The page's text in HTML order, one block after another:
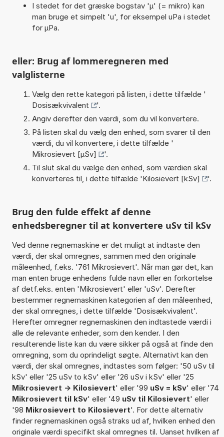
I stedet for det græske bogstav 'µ' (= mikro) kan
man bruge et simpelt 'u', for eksempel uPa i stedet
for µPa.
eller: Brug af lommeregneren med
valglisterne
Vælg den rette kategori på listen, i dette tilfælde '
Dosisækvivalent
'.
Angiv derefter den værdi, som du vil konvertere.
På listen skal du vælg den enhed, som svarer til den
værdi, du vil konvertere, i dette tilfælde '
Mikrosievert [µSv]
'.
Til slut skal du vælge den enhed, som værdien skal
konverteres til, i dette tilfælde 'Kilosievert [kSv] '.
Brug den fulde effekt af denne
enhedsberegner til at konvertere uSv til kSv
Ved denne regnemaskine er det muligt at indtaste den
værdi, der skal omregnes, sammen med den originale
måleenhed, f.eks. '761 Mikrosievert'. Når man gør det, kan
man enten bruge enhedens fulde navn eller en forkortelse
af detf.eks. enten 'Mikrosievert' eller 'uSv'. Derefter
bestemmer regnemaskinen kategorien af den måleenhed,
der skal omregnes, i dette tilfælde 'Dosisækvivalent'.
Herefter omregner regnemaskinen den indtastede værdi i
alle de relevante enheder, som den kender. I den
resulterende liste kan du være sikker på også at finde den
omregning, som du oprindeligt søgte. Alternativt kan den
værdi, der skal omregnes, indtastes som følger: '50 uSv til
kSv' eller '25 uSv to kSv' eller '26 uSv i kSv' eller '25
Mikrosievert -> Kilosievert' eller '99 uSv = kSv' eller '74
Mikrosievert til kSv' eller '49 uSv til Kilosievert' eller
'98 Mikrosievert to Kilosievert'. For dette alternativ
finder regnemaskinen også straks ud af, hvilken enhed den
originale værdi specifikt skal omregnes til. Uanset hvilken af